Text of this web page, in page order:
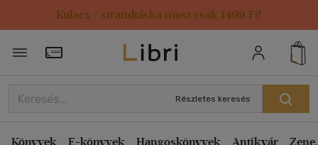
Kulacs / strandtáska most csak 1499 Ft!
Törzsvásárlói Kártya adatai
Részletes keresés
Könyvek E-könyvek Hangoskönyvek Antikvár